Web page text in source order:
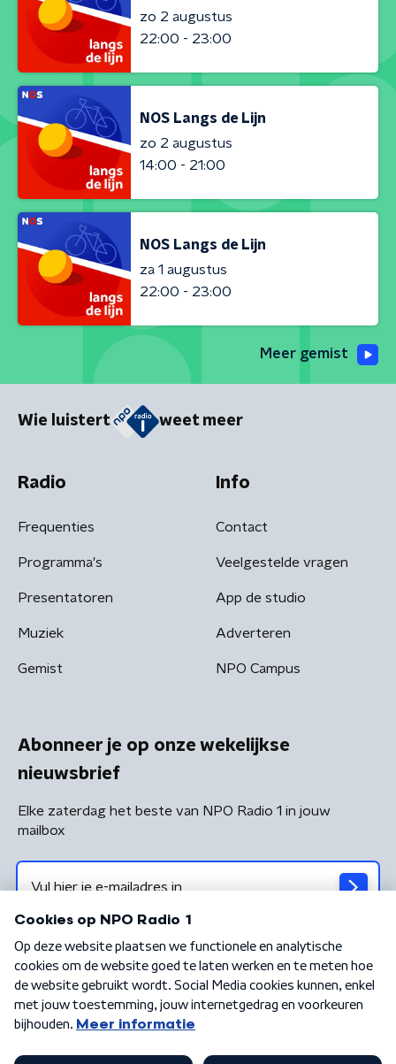
zo 2 augustus
22:00 - 23:00
NOS Langs de Lijn
zo 2 augustus
14:00 - 21:00
NOS Langs de Lijn
za 1 augustus
22:00 - 23:00
Meer gemist
Wie luistert weet meer
Radio
Frequenties
Programma's
Presentatoren
Muziek
Gemist
Info
Contact
Veelgestelde vragen
App de studio
Adverteren
NPO Campus
Abonneer je op onze wekelijkse
nieuwsbrief
Elke zaterdag het beste van NPO Radio 1 in jouw
mailbox
Algemene voorwaarden